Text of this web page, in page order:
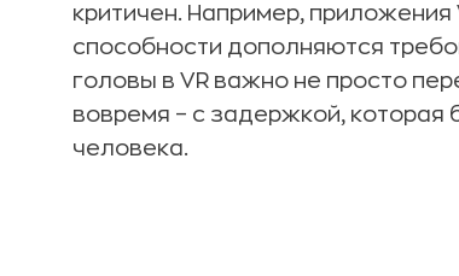
критичен. Например, приложения
способности дополняются
головы в VR важно не просто
вовремя – с задержкой, которая
человека.